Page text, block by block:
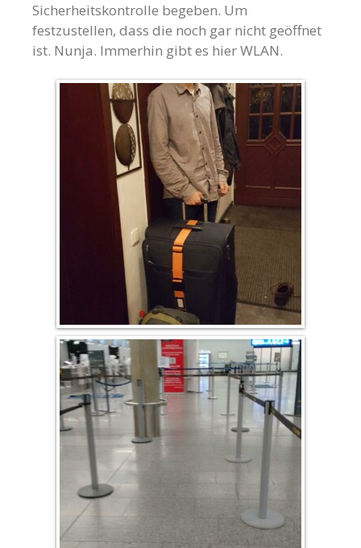
Sicherheitskontrolle begeben. Um
festzustellen, dass die noch gar nicht geöffnet
ist. Nunja. Immerhin gibt es hier WLAN.